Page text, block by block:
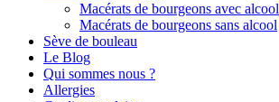
Macérats de bourgeons avec alcool
Macérats de bourgeons sans alcool
Sève de bouleau
Le Blog
Qui sommes nous ?
Allergies